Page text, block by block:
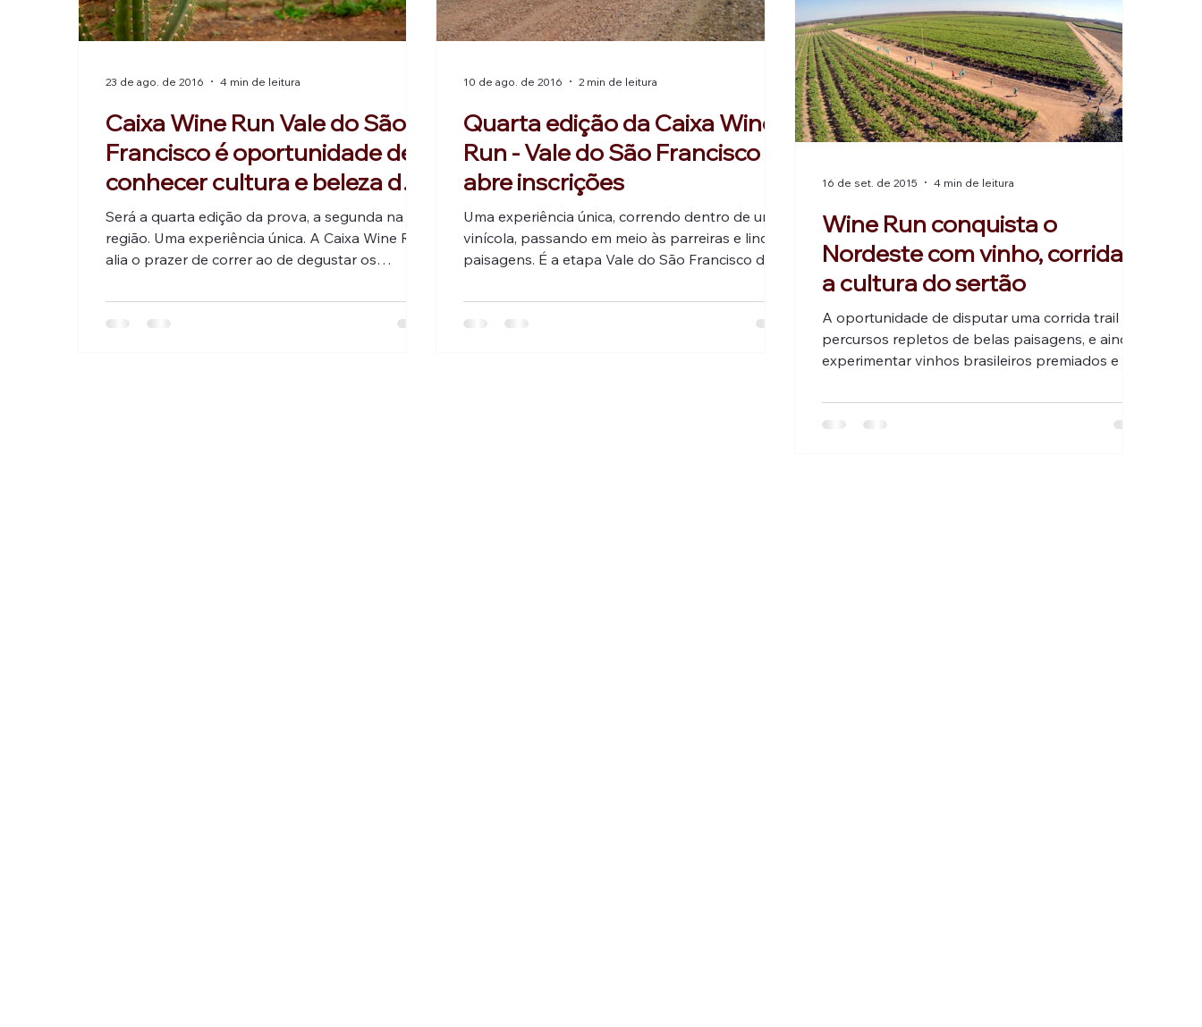
Caixa Wine Run Vale do São
Francisco é oportunidade de
conhecer cultura e beleza da
região
Será a quarta edição da prova, a segunda na
região. Uma experiência única. A Caixa Wine Run
alia o prazer de correr ao de degustar os
é realizada dentro de uma vinícola, a Vitivinícola
Rio Sol - Fazenda Planaltina, na Estrada da Uva e
23 de ago. de 2016 4 min de leitura
Quarta edição da Caixa Wine
Run - Vale do São Francisco
abre inscrições
Uma experiência única, correndo dentro de uma
vinícola, passando em meio às parreiras e lindas
paisagens. É a etapa Vale do São Francisco da
setembro. Paralelamente à corrida estão
disponíveis atividades de lazer, como um tour
10 de ago. de 2016 2 min de leitura
Wine Run conquista o
Nordeste com vinho, corrida e
a cultura do sertão
A oportunidade de disputar uma corrida trail em
percursos repletos de belas paisagens, e ainda
experimentar vinhos brasileiros premiados e o
vez mais fundista da elite do atletismo. A
Associação Petrolinense de Atletismo - APA
16 de set. de 2015 4 min de leitura